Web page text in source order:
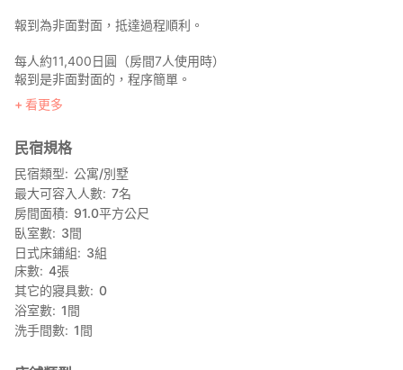
報到為非面對面，抵達過程順利。
每人約11,400日圓（房間7人使用時）
報到是非面對面的，程序簡單。
今天，我們要去哪裡？
在高松購物？
去探訪近平？
在秩父濱看夕陽？
也許我只是對鳴人稍微延伸了一點？
M's Lumos 是自由探索香川和瀨戶內的基地住宿。
英語主持人
建議搭計程車。
從高松機場到丸籠：約¥10,000
從關西機場到丸遊戲：約¥45,000
看更多
民宿規格
民宿類型
公寓/別墅
最大可容入人數 7名
房間面積
91.0平方公尺
臥室數
3間
日式床鋪組
3組
床數 4張
其它的寢具數 0
浴室數 1間
洗手間數 1間